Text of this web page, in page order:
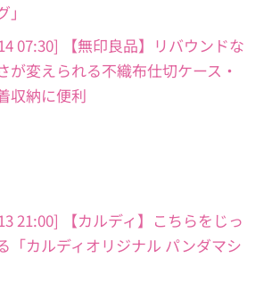
07:30] 【無印良品】リバウンドな
が変えられる不織布仕切ケース・
収納に便利
21:00] 【カルディ】こちらをじっ
「カルディオリジナル パンダマシ